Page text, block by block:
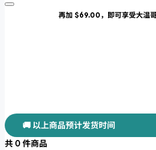
再加 $69.00，即可享受大温哥
🚚 以上商品预计发货时间
共 0 件商品